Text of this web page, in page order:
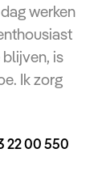
werken
is
Ik zorg
22 00 550